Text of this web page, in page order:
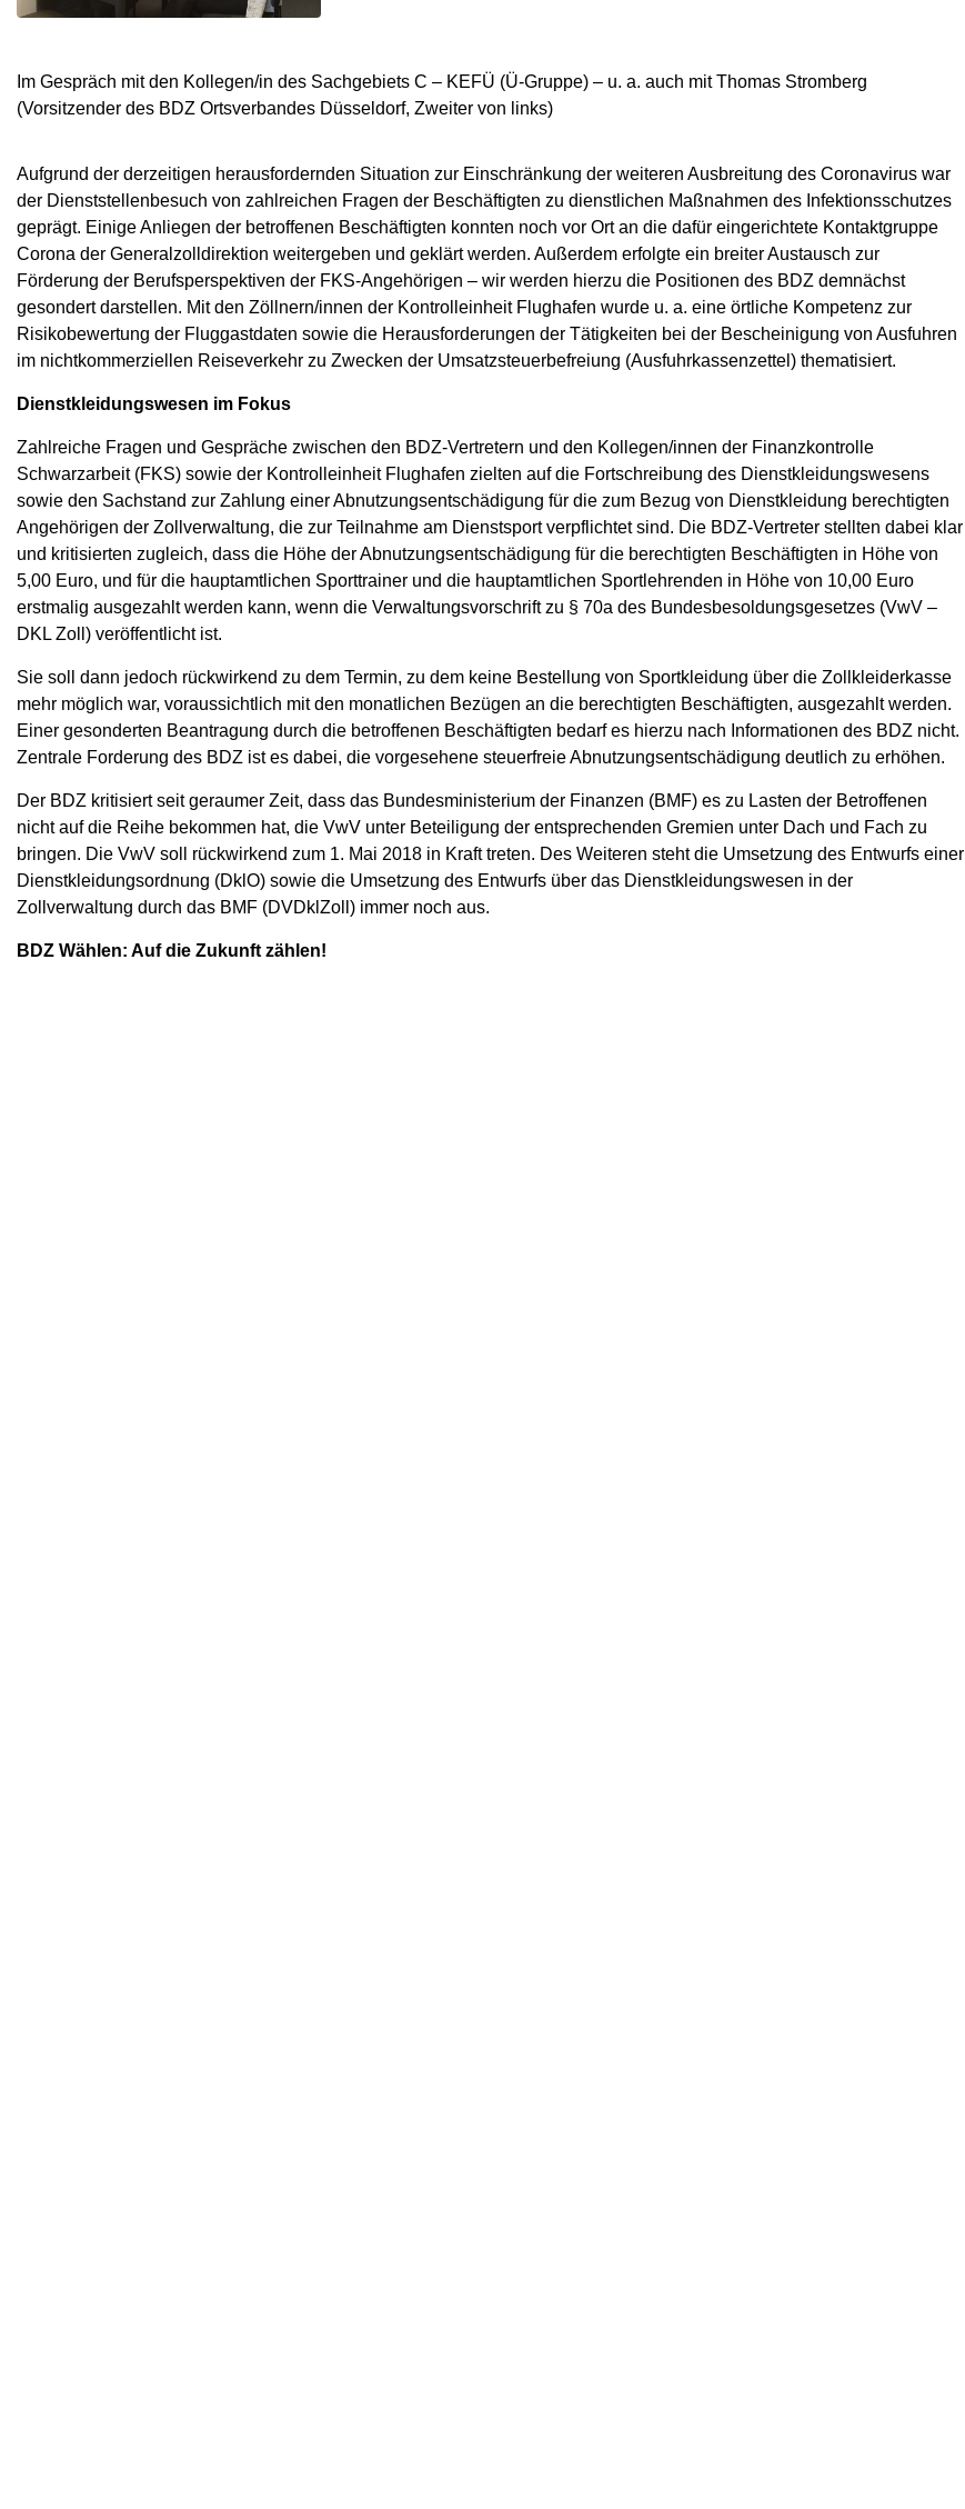
Im Gespräch mit den Kollegen/in des Sachgebiets C – KEFÜ (Ü-Gruppe) – u. a. auch mit Thomas Stromberg
(Vorsitzender des BDZ Ortsverbandes Düsseldorf, Zweiter von links)
Aufgrund der derzeitigen herausfordernden Situation zur Einschränkung der weiteren Ausbreitung des Coronavirus war
der Dienststellenbesuch von zahlreichen Fragen der Beschäftigten zu dienstlichen Maßnahmen des Infektionsschutzes
geprägt. Einige Anliegen der betroffenen Beschäftigten konnten noch vor Ort an die dafür eingerichtete Kontaktgruppe
Corona der Generalzolldirektion weitergeben und geklärt werden. Außerdem erfolgte ein breiter Austausch zur
Förderung der Berufsperspektiven der FKS-Angehörigen – wir werden hierzu die Positionen des BDZ demnächst
gesondert darstellen. Mit den Zöllnern/innen der Kontrolleinheit Flughafen wurde u. a. eine örtliche Kompetenz zur
Risikobewertung der Fluggastdaten sowie die Herausforderungen der Tätigkeiten bei der Bescheinigung von Ausfuhren
im nichtkommerziellen Reiseverkehr zu Zwecken der Umsatzsteuerbefreiung (Ausfuhrkassenzettel) thematisiert.
Dienstkleidungswesen im Fokus
Zahlreiche Fragen und Gespräche zwischen den BDZ-Vertretern und den Kollegen/innen der Finanzkontrolle
Schwarzarbeit (FKS) sowie der Kontrolleinheit Flughafen zielten auf die Fortschreibung des Dienstkleidungswesens
sowie den Sachstand zur Zahlung einer Abnutzungsentschädigung für die zum Bezug von Dienstkleidung berechtigten
Angehörigen der Zollverwaltung, die zur Teilnahme am Dienstsport verpflichtet sind. Die BDZ-Vertreter stellten dabei klar
und kritisierten zugleich, dass die Höhe der Abnutzungsentschädigung für die berechtigten Beschäftigten in Höhe von
5,00 Euro, und für die hauptamtlichen Sporttrainer und die hauptamtlichen Sportlehrenden in Höhe von 10,00 Euro
erstmalig ausgezahlt werden kann, wenn die Verwaltungsvorschrift zu § 70a des Bundesbesoldungsgesetzes (VwV –
DKL Zoll) veröffentlicht ist.
Sie soll dann jedoch rückwirkend zu dem Termin, zu dem keine Bestellung von Sportkleidung über die Zollkleiderkasse
mehr möglich war, voraussichtlich mit den monatlichen Bezügen an die berechtigten Beschäftigten, ausgezahlt werden.
Einer gesonderten Beantragung durch die betroffenen Beschäftigten bedarf es hierzu nach Informationen des BDZ nicht.
Zentrale Forderung des BDZ ist es dabei, die vorgesehene steuerfreie Abnutzungsentschädigung deutlich zu erhöhen.
Der BDZ kritisiert seit geraumer Zeit, dass das Bundesministerium der Finanzen (BMF) es zu Lasten der Betroffenen
nicht auf die Reihe bekommen hat, die VwV unter Beteiligung der entsprechenden Gremien unter Dach und Fach zu
bringen. Die VwV soll rückwirkend zum 1. Mai 2018 in Kraft treten. Des Weiteren steht die Umsetzung des Entwurfs einer
Dienstkleidungsordnung (DklO) sowie die Umsetzung des Entwurfs über das Dienstkleidungswesen in der
Zollverwaltung durch das BMF (DVDklZoll) immer noch aus.
BDZ Wählen: Auf die Zukunft zählen!